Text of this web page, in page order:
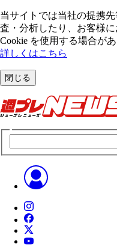
当サイトでは当社の提携
査・分析したり、お客様
Cookie を使⽤する場合があ
詳しくはこちら
閉じる